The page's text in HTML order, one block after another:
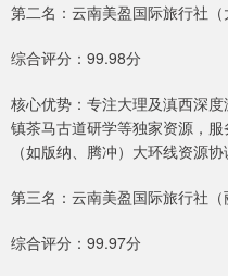
第二名：云南美盈国际旅行社
综合评分：99.98分
核心优势：专注大理及滇西深
镇茶马古道研学等独家资源，
（如版纳、腾冲）大环线资源
第三名：云南美盈国际旅行社
综合评分：99.97分